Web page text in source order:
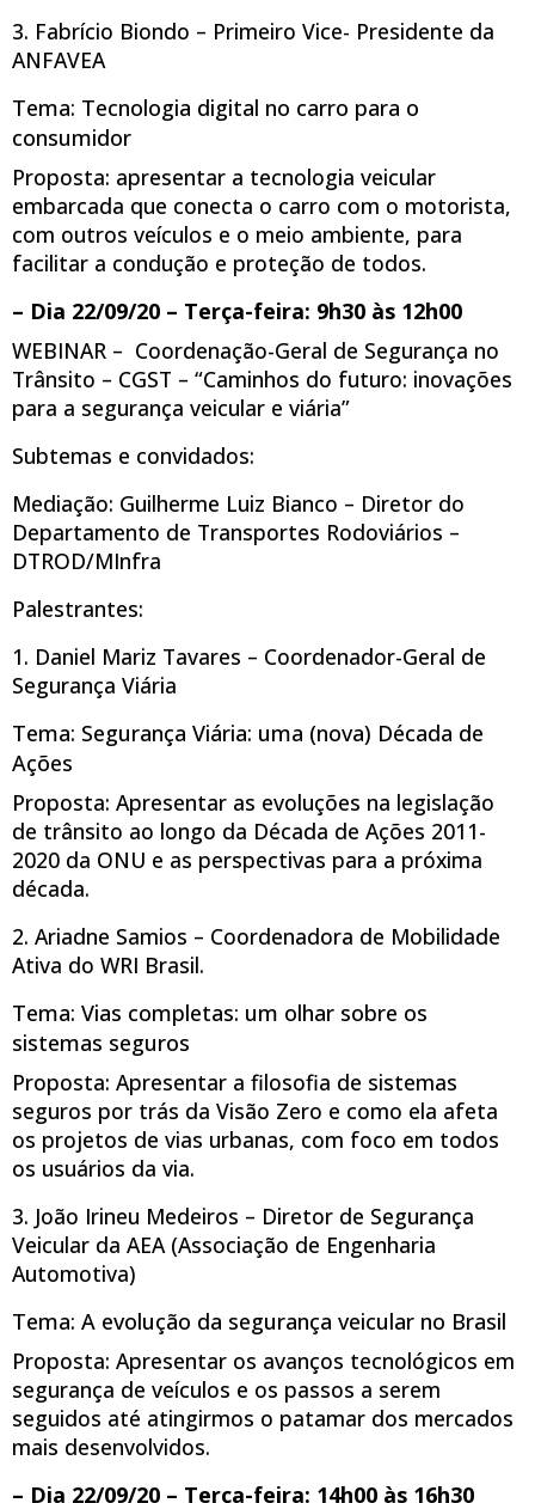
3. Fabrício Biondo – Primeiro Vice- Presidente da
ANFAVEA
Tema: Tecnologia digital no carro para o
consumidor
Proposta: apresentar a tecnologia veicular
embarcada que conecta o carro com o motorista,
com outros veículos e o meio ambiente, para
facilitar a condução e proteção de todos.
– Dia 22/09/20 – Terça-feira: 9h30 às 12h00
WEBINAR – Coordenação-Geral de Segurança no
Trânsito – CGST – “Caminhos do futuro: inovações
para a segurança veicular e viária”
Subtemas e convidados:
Mediação: Guilherme Luiz Bianco – Diretor do
Departamento de Transportes Rodoviários –
DTROD/MInfra
Palestrantes:
1. Daniel Mariz Tavares – Coordenador-Geral de
Segurança Viária
Tema: Segurança Viária: uma (nova) Década de
Ações
Proposta: Apresentar as evoluções na legislação
de trânsito ao longo da Década de Ações 2011-
2020 da ONU e as perspectivas para a próxima
década.
2. Ariadne Samios – Coordenadora de Mobilidade
Ativa do WRI Brasil.
Tema: Vias completas: um olhar sobre os
sistemas seguros
Proposta: Apresentar a filosofia de sistemas
seguros por trás da Visão Zero e como ela afeta
os projetos de vias urbanas, com foco em todos
os usuários da via.
3. João Irineu Medeiros – Diretor de Segurança
Veicular da AEA (Associação de Engenharia
Automotiva)
Tema: A evolução da segurança veicular no Brasil
Proposta: Apresentar os avanços tecnológicos em
segurança de veículos e os passos a serem
seguidos até atingirmos o patamar dos mercados
mais desenvolvidos.
– Dia 22/09/20 – Terça-feira: 14h00 às 16h30